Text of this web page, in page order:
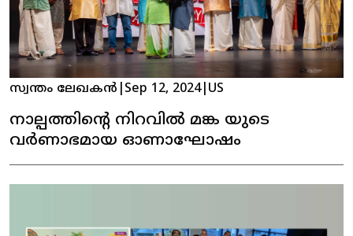
സ്വന്തം ലേഖകൻ Sep 12, 2024| US
നാല്പത്തിൻ്റെ നിറവിൽ മങ്ക യുടെ
വർണാഭമായ ഓണാഘോഷം